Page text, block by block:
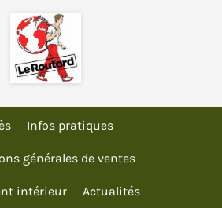
Infos pratiques
générales de ventes
intérieur Actualités